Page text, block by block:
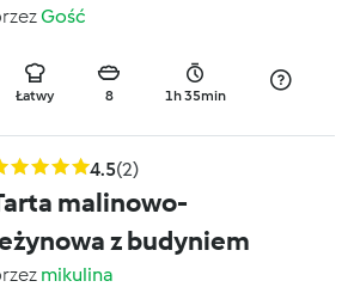
Gość
Łatwy 8 1h 35min
4.5(2)
malinowo-
z budyniem
mikulina